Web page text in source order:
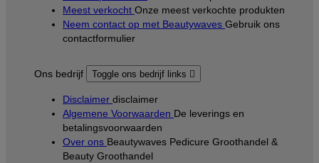
Meest verkocht Onze meest verkochte produkten
Neem contact op met Beautywaves Gebruik ons
contactformulier
Ons bedrijf Toggle ons bedrijf links 
Disclaimer disclaimer
Algemene Voorwaarden De leverings en
betalingsvoorwaarden
Over ons Beautywaves Pedicure Groothandel &
Beauty Groothandel